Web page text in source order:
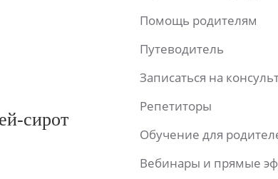
сирот
Помощь родителям
Путеводитель
Записаться на
Репетиторы
Обучение для
Вебинары и прямые